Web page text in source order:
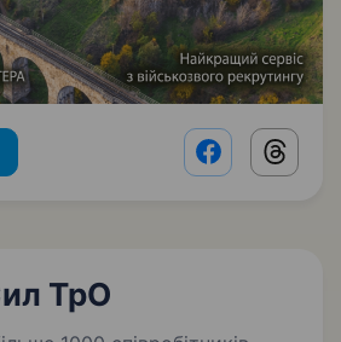
Facebook
ТрО